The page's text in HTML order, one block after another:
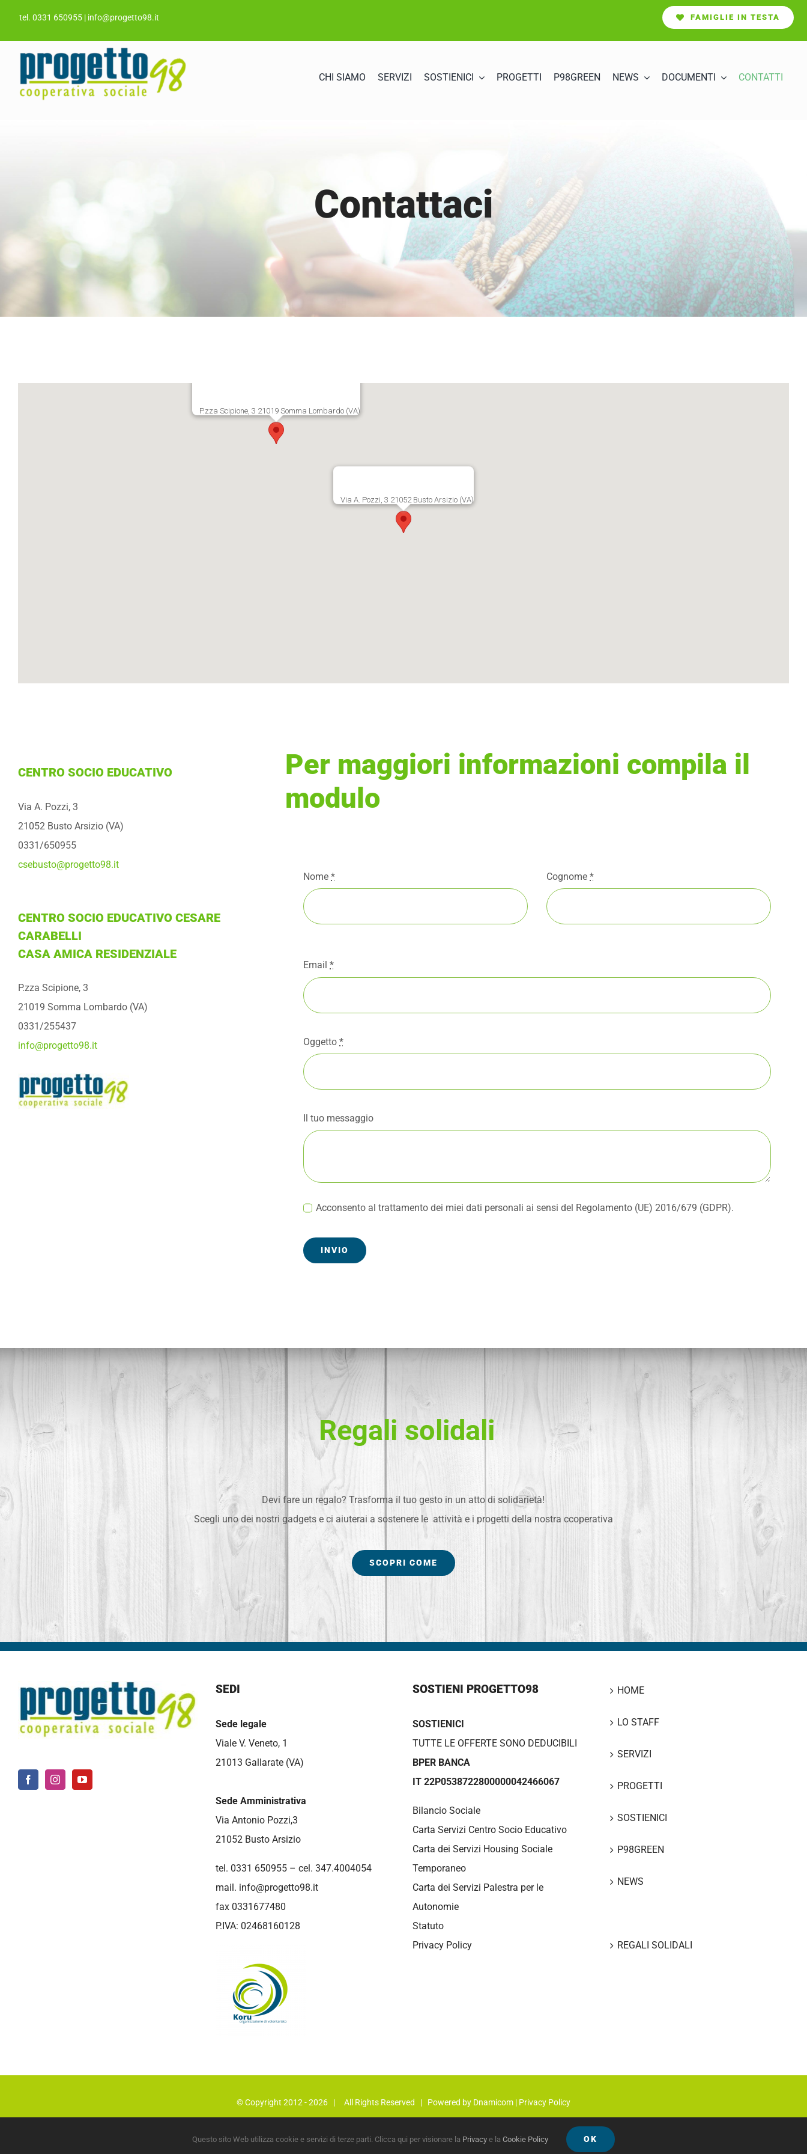
tel. 0331 650955 | info@progetto98.it FAMIGLIE IN TESTA
CHI SIAMO SERVIZI SOSTIENICI PROGETTI P98GREEN NEWS DOCUMENTI CONTATTI
Contattaci
Via A. Pozzi, 3 21052 Busto Arsizio (VA)
P.zza Scipione, 3 21019 Somma Lombardo (VA)
CENTRO SOCIO EDUCATIVO
Via A. Pozzi, 3
21052 Busto Arsizio (VA)
0331/650955
csebusto@progetto98.it
CENTRO SOCIO EDUCATIVO CESARE
CARABELLI
CASA AMICA RESIDENZIALE
P.zza Scipione, 3
21019 Somma Lombardo (VA)
0331/255437
info@progetto98.it
Per maggiori informazioni compila il
modulo
Nome* Cognome*
Email*
Oggetto*
Il tuo messaggio
Acconsento al trattamento dei miei dati personali ai sensi del Regolamento (UE) 2016/679 (GDPR).
INVIO
Regali solidali
Devi fare un regalo? Trasforma il tuo gesto in un atto di solidarietà!
Scegli uno dei nostri gadgets e ci aiuterai a sostenere le attività e i progetti della nostra ccoperativa
SCOPRI COME
SEDI
Sede legale
Viale V. Veneto, 1
21013 Gallarate (VA)
Sede Amministrativa
Via Antonio Pozzi,3
21052 Busto Arsizio
tel. 0331 650955 – cel. 347.4004054
mail. info@progetto98.it
fax 0331677480
P.IVA: 02468160128
SOSTIENI PROGETTO98
SOSTIENICI
TUTTE LE OFFERTE SONO DEDUCIBILI
BPER BANCA
IT 22P0538722800000042466067
Bilancio Sociale
Carta Servizi Centro Socio Educativo
Carta dei Servizi Housing Sociale
Temporaneo
Carta dei Servizi Palestra per le
Autonomie
Statuto
Privacy Policy
HOME
LO STAFF
SERVIZI
PROGETTI
SOSTIENICI
P98GREEN
NEWS
REGALI SOLIDALI
© Copyright 2012 -2026 | All Rights Reserved | Powered by Dnamicom | Privacy Policy
Questo sito Web utilizza cookie e servizi di terze parti. Clicca qui per visionare la Privacy e la Cookie Policy OK